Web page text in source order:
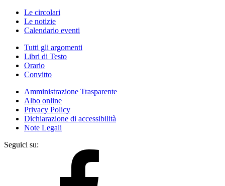
Le circolari
Le notizie
Calendario eventi
Tutti gli argomenti
Libri di Testo
Orario
Convitto
Amministrazione Trasparente
Albo online
Privacy Policy
Dichiarazione di accessibilità
Note Legali
Seguici su: